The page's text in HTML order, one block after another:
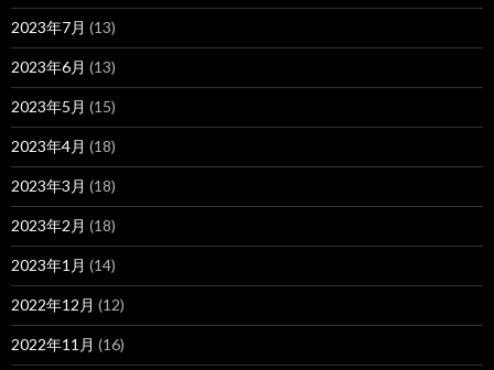
2023年7月 (13)
2023年6月 (13)
2023年5月 (15)
2023年4月 (18)
2023年3月 (18)
2023年2月 (18)
2023年1月 (14)
2022年12月 (12)
2022年11月 (16)